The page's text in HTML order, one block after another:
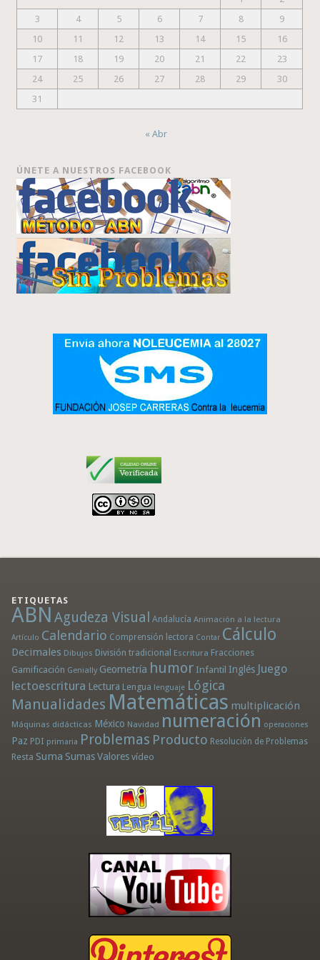
3
4 5 6 7 8
9
10
11 12 13 14 15
16
17
18 19 20 21 22
23
24
25 26 27 28 29
30
31
« Abr
ÚNETE A NUESTROS FACEBOOK
ETIQUETAS
ABN Agudeza Visual Andalucía Animación a la lectura
Artículo Calendario Comprensión lectora Contar Cálculo
Decimales Dibujos División tradicional Escritura Fracciones
Gamificación Genially Geometría humor Infantil Inglés Juego
lectoescritura Lectura Lengua lenguaje Lógica
Manualidades Matemáticas multiplicación
Máquinas didácticas México Navidad numeración operaciones
Paz PDI primaria Problemas Producto Resolución de Problemas
Resta Suma Sumas Valores vídeo